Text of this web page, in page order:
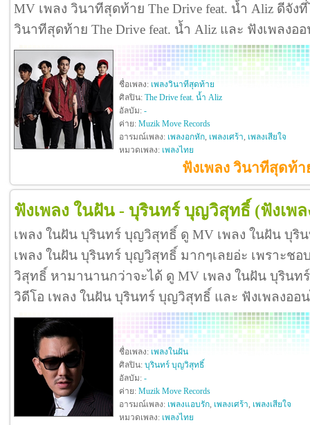
MV เพลง วินาทีสุดท้าย The Drive feat. น้ำ Aliz ดีจัง
วินาทีสุดท้าย The Drive feat. น้ำ Aliz และ ฟังเพลงอ
ชื่อเพลง: เพลงวินาทีสุดท้าย
ศิลปิน: The Drive feat. น้ำ Aliz
อัลบัม: -
ค่าย: Muzik Move Records
อารมณ์เพลง: เพลงอกหัก, เพลงเศร้า, เพลงเสียใจ
หมวดเพลง: เพลงไทย
ฟังเพลง วินาทีสุดท้า
ฟังเพลง ในฝัน - บุรินทร์ บุญวิสุทธิ์ (ฟังเพ
เพลง ในฝัน บุรินทร์ บุญวิสุทธิ์ ดู MV เพลง ในฝัน บุริ
เพลง ในฝัน บุรินทร์ บุญวิสุทธิ์ มากๆเลยอ่ะ เพราะช
วิสุทธิ์ หามานานกว่าจะได้ ดู MV เพลง ในฝัน บุริน
วิดีโอ เพลง ในฝัน บุรินทร์ บุญวิสุทธิ์ และ ฟังเพลงออ
ชื่อเพลง: เพลงในฝัน
ศิลปิน: บุรินทร์ บุญวิสุทธิ์
อัลบัม: -
ค่าย: Muzik Move Records
อารมณ์เพลง: เพลงแอบรัก, เพลงเศร้า, เพลงเสียใจ
หมวดเพลง: เพลงไทย